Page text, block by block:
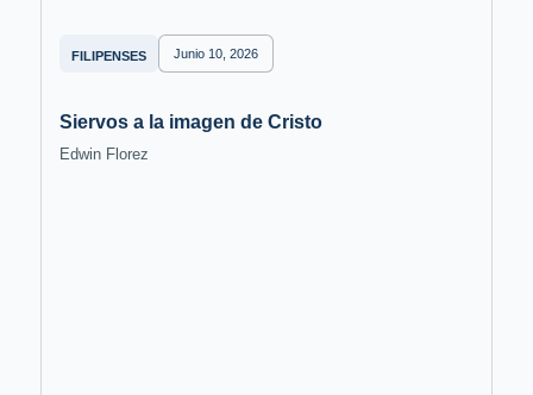
FILIPENSES Junio 10, 2026
Siervos a la imagen de Cristo
Edwin Florez